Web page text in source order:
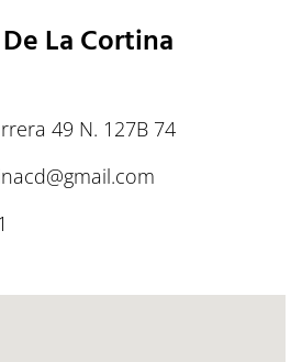
La Cortina
49 N. 127B 74